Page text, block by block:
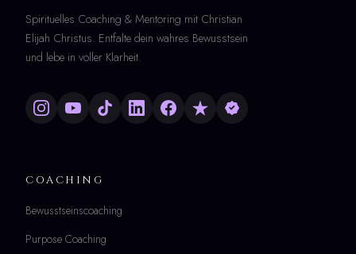
Spirituelles Coaching & Mentoring mit Christian
Elijah Christus. Entfalte dein wahres Bewusstsein
und lebe in voller Klarheit.
COACHING
Bewusstseinscoaching
Purpose Coaching